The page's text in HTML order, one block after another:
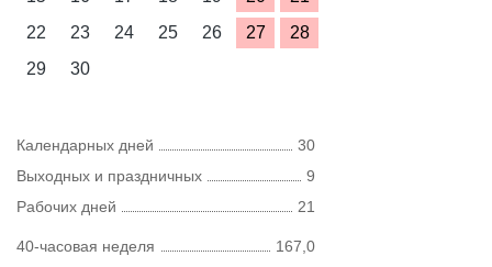
22
23 24 25 26 27
28
29
30
Календарных дней
30
Выходных и праздничных
9
Рабочих дней
21
40-часовая неделя
167,0